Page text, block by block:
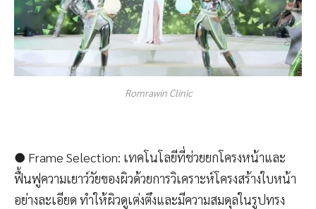
Romrawin Clinic
● Frame Selection: เทคโนโลยีที่ช่วยยกโครงหน้าและ
ฟื้นฟูความเยาว์วัยของผิวด้วยการวิเคราะห์โครงสร้างใบหน้า
อย่างละเอียด ทำให้ผิวดูเต่งตึงและมีความสมดุลในรูปทรง